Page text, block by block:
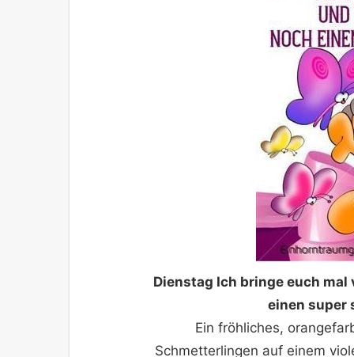
Dienstag Ich bringe euch
einen super
Ein fröhliches,
Schmetterlingen auf einem